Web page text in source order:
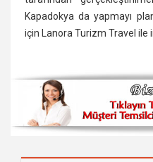
Kapadokya da yapmayı
için Lanora Turizm Travel ile